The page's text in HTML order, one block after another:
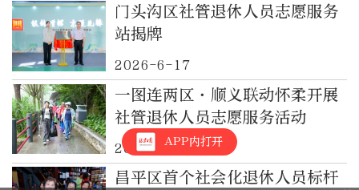
门头沟区社管退休人员志愿服务
站揭牌
2026-6-17
一图连两区·顺义联动怀柔开展
社管退休人员志愿服务活动
2026-6-16
昌平区首个社会化退休人员标杆
APP内打开